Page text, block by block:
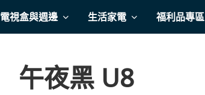
電視盒與週邊 生活家電 福利品專區
午夜黑 U8